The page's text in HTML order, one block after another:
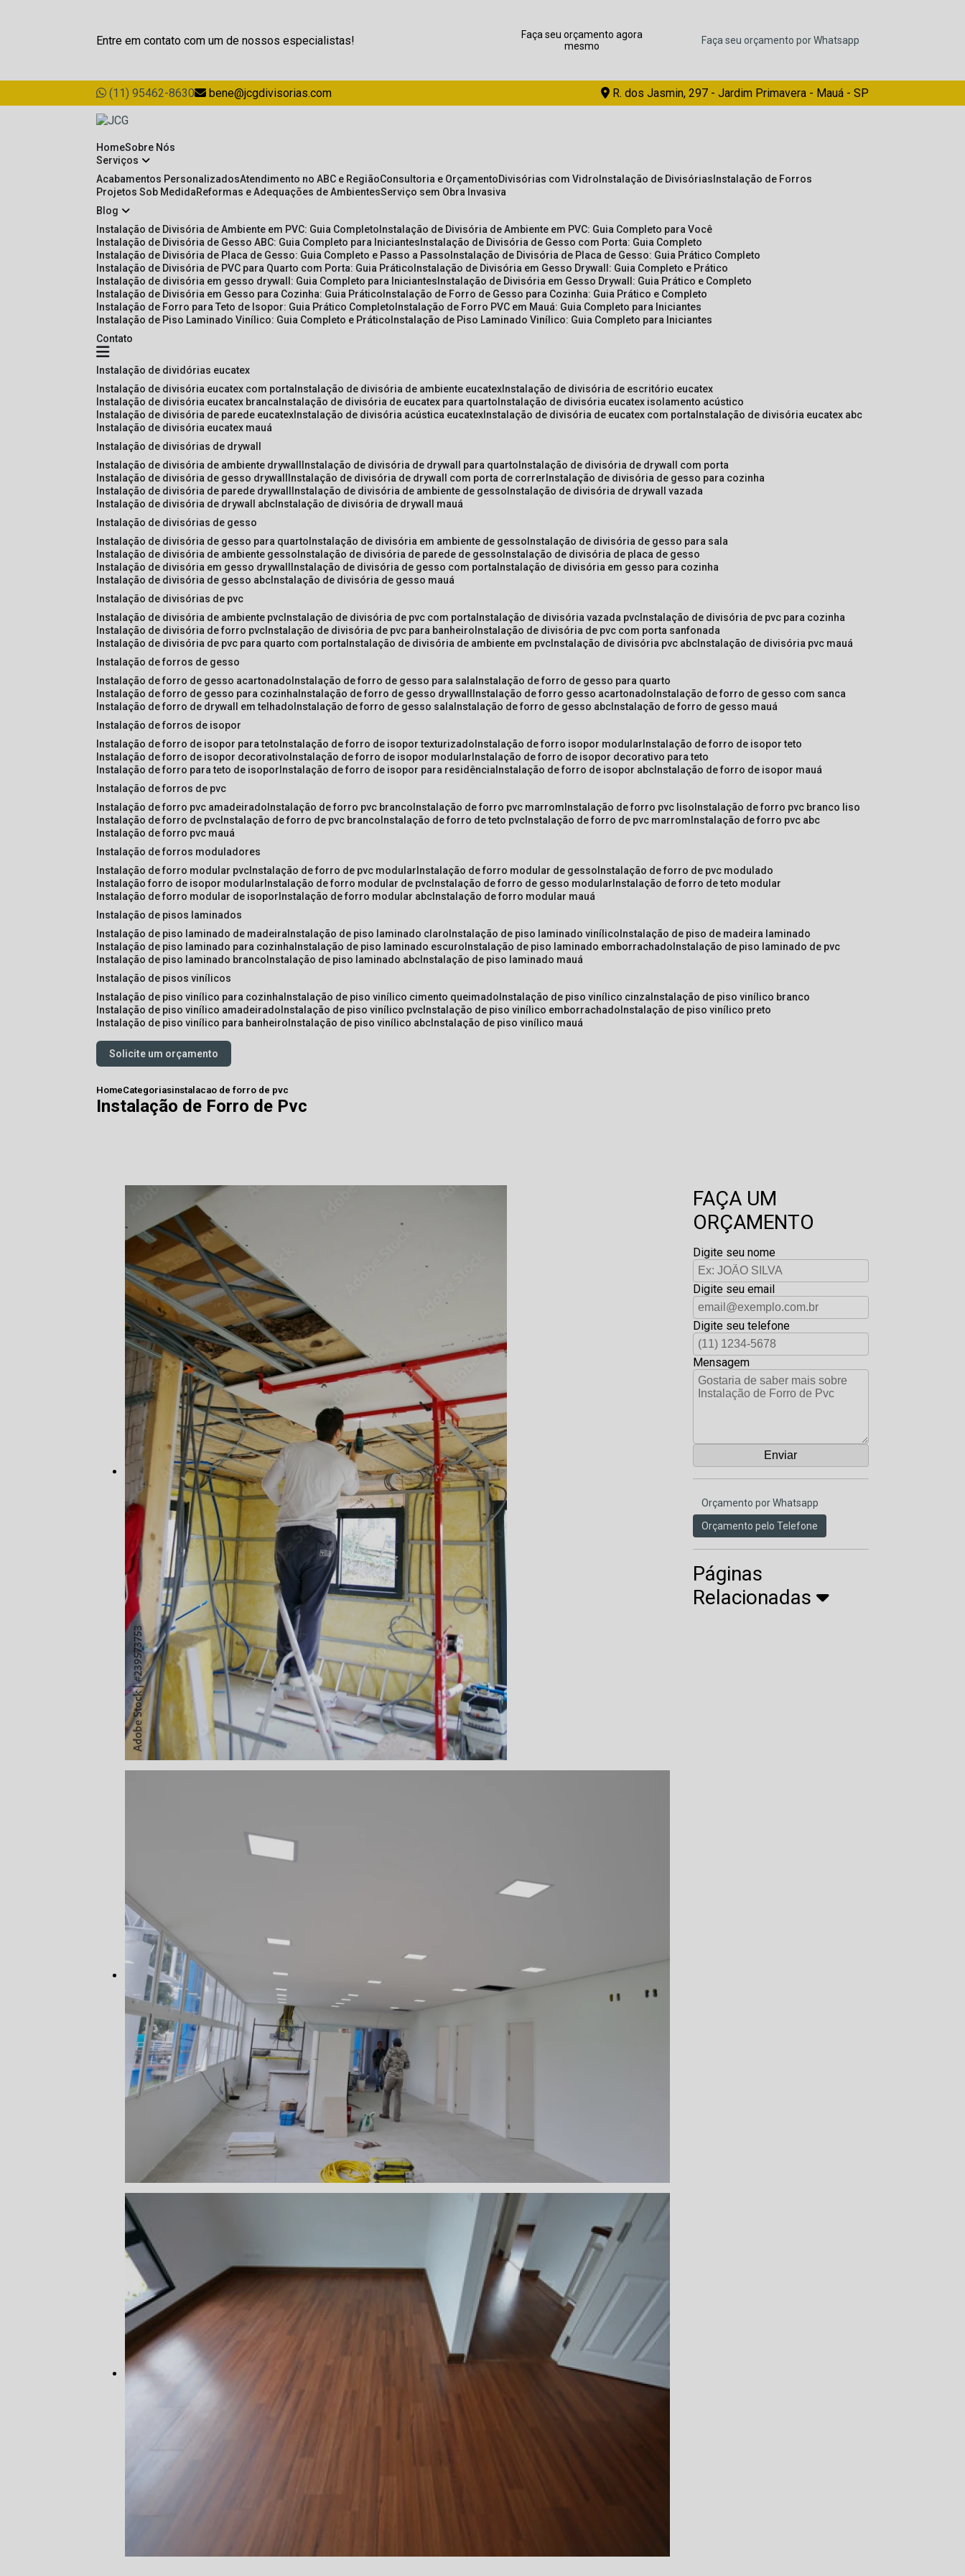
Entre em contato com um de nossos especialistas!
Faça seu orçamento agora
mesmo
Faça seu orçamento por Whatsapp
(11) 95462-8630 bene@jcgdivisorias.com R. dos Jasmin, 297 - Jardim Primavera - Mauá - SP
Home Sobre Nós
Serviços
Acabamentos Personalizados Atendimento no ABC e Região Consultoria e Orçamento Divisórias com Vidro Instalação de Divisórias Instalação de Forros
Projetos Sob Medida
Reformas e Adequações de Ambientes Serviço sem Obra Invasiva
Blog
Instalação de Divisória de Ambiente em PVC: Guia Completo Instalação de Divisória de Ambiente em PVC: Guia Completo para Você
Instalação de Divisória de Gesso ABC: Guia Completo para Iniciantes Instalação de Divisória de Gesso com Porta: Guia Completo
Instalação de Divisória de Placa de Gesso: Guia Completo e Passo a Passo Instalação de Divisória de Placa de Gesso: Guia Prático Completo
Instalação de Divisória de PVC para Quarto com Porta: Guia Prático Instalação de Divisória em Gesso Drywall: Guia Completo e Prático
Instalação de divisória em gesso drywall: Guia Completo para Iniciantes Instalação de Divisória em Gesso Drywall: Guia Prático e Completo
Instalação de Divisória em Gesso para Cozinha: Guia Prático Instalação de Forro de Gesso para Cozinha: Guia Prático e Completo
Instalação de Forro para Teto de Isopor: Guia Prático Completo Instalação de Forro PVC em Mauá: Guia Completo para Iniciantes
Instalação de Piso Laminado Vinílico: Guia Completo e Prático Instalação de Piso Laminado Vinílico: Guia Completo para Iniciantes
Contato
instalação de dividórias eucatex
instalação de divisória eucatex com porta instalação de divisória de ambiente eucatex instalação de divisória de escritório eucatex
instalação de divisória eucatex branca instalação de divisória de eucatex para quarto instalação de divisória eucatex isolamento acústico
instalação de divisória de parede eucatex instalação de divisória acústica eucatex instalação de divisória de eucatex com porta instalação de divisória eucatex abc
instalação de divisória eucatex mauá
instalação de divisórias de drywall
instalação de divisória de ambiente drywall
instalação de divisória de drywall para quarto instalação de divisória de drywall com porta
instalação de divisória de gesso drywall
instalação de divisória de drywall com porta de correr instalação de divisória de gesso para cozinha
instalação de divisória de parede drywall
instalação de divisória de ambiente de gesso instalação de divisória de drywall vazada
instalação de divisória de drywall abc instalação de divisória de drywall mauá
instalação de divisórias de gesso
instalação de divisória de gesso para quarto instalação de divisória em ambiente de gesso instalação de divisória de gesso para sala
instalação de divisória de ambiente gesso instalação de divisória de parede de gesso instalação de divisória de placa de gesso
instalação de divisória em gesso drywall
instalação de divisória de gesso com porta instalação de divisória em gesso para cozinha
instalação de divisória de gesso abc instalação de divisória de gesso mauá
instalação de divisórias de pvc
instalação de divisória de ambiente pvc instalação de divisória de pvc com porta instalação de divisória vazada pvc instalação de divisória de pvc para cozinha
instalação de divisória de forro pvc instalação de divisória de pvc para banheiro instalação de divisória de pvc com porta sanfonada
instalação de divisória de pvc para quarto com porta instalação de divisória de ambiente em pvc instalação de divisória pvc abc instalação de divisória pvc mauá
instalação de forros de gesso
instalação de forro de gesso acartonado instalação de forro de gesso para sala instalação de forro de gesso para quarto
instalação de forro de gesso para cozinha instalação de forro de gesso drywall instalação de forro gesso acartonado instalação de forro de gesso com sanca
instalação de forro de drywall em telhado instalação de forro de gesso sala instalação de forro de gesso abc instalação de forro de gesso mauá
instalação de forros de isopor
instalação de forro de isopor para teto instalação de forro de isopor texturizado instalação de forro isopor modular instalação de forro de isopor teto
instalação de forro de isopor decorativo instalação de forro de isopor modular instalação de forro de isopor decorativo para teto
instalação de forro para teto de isopor instalação de forro de isopor para residência instalação de forro de isopor abc instalação de forro de isopor mauá
instalação de forros de pvc
instalação de forro pvc amadeirado instalação de forro pvc branco instalação de forro pvc marrom instalação de forro pvc liso instalação de forro pvc branco liso
instalação de forro de pvc instalação de forro de pvc branco instalação de forro de teto pvc instalação de forro de pvc marrom instalação de forro pvc abc
instalação de forro pvc mauá
instalação de forros moduladores
instalação de forro modular pvc instalação de forro de pvc modular instalação de forro modular de gesso instalação de forro de pvc modulado
instalação forro de isopor modular instalação de forro modular de pvc instalação de forro de gesso modular instalação de forro de teto modular
instalação de forro modular de isopor instalação de forro modular abc instalação de forro modular mauá
instalação de pisos laminados
instalação de piso laminado de madeira instalação de piso laminado claro instalação de piso laminado vinílico instalação de piso de madeira laminado
instalação de piso laminado para cozinha instalação de piso laminado escuro instalação de piso laminado emborrachado instalação de piso laminado de pvc
instalação de piso laminado branco instalação de piso laminado abc instalação de piso laminado mauá
instalação de pisos vinílicos
instalação de piso vinílico para cozinha instalação de piso vinílico cimento queimado instalação de piso vinílico cinza instalação de piso vinílico branco
instalação de piso vinílico amadeirado instalação de piso vinílico pvc instalação de piso vinílico emborrachado instalação de piso vinílico preto
instalação de piso vinílico para banheiro instalação de piso vinílico abc instalação de piso vinílico mauá
Solicite um orçamento
HomeCategoriasinstalacao de forro de pvc
Instalação de Forro de Pvc
FAÇA UM
ORÇAMENTO
Digite seu nome
Digite seu email
Digite seu telefone
Mensagem
Orçamento por Whatsapp
Orçamento pelo Telefone
Páginas
Relacionadas